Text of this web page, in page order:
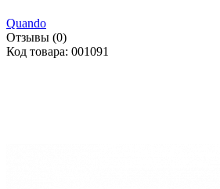
Quando
Отзывы (0)
Код товара: 001091